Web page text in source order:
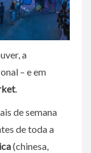
a
– e em
.
de semana
de toda a
(chinesa,